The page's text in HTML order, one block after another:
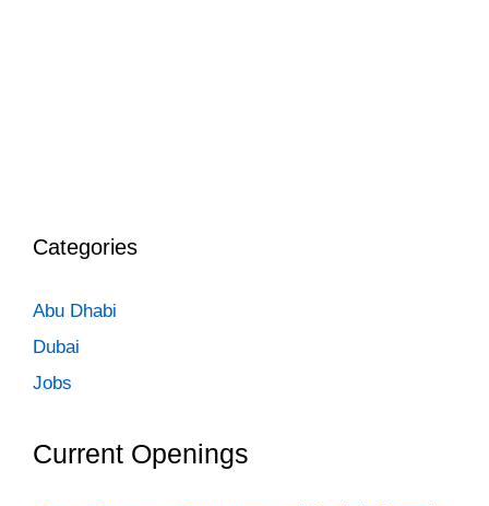
Categories
Abu Dhabi
Dubai
Jobs
Current Openings